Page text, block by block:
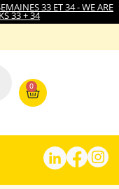
33 ET 34 - WE ARE
33 + 34
0